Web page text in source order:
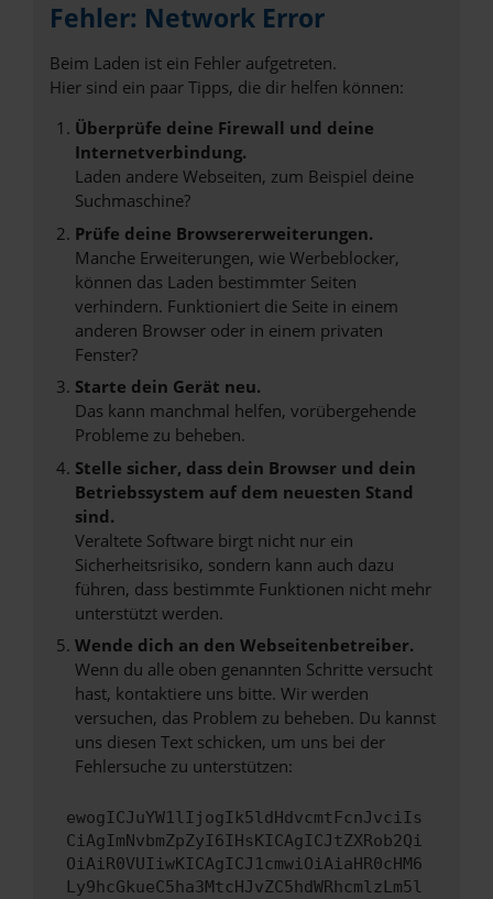
Fehler: Network Error
Beim Laden ist ein Fehler aufgetreten.
Hier sind ein paar Tipps, die dir helfen können:
Überprüfe deine Firewall und deine
Internetverbindung.
Laden andere Webseiten, zum Beispiel deine
Suchmaschine?
Prüfe deine Browsererweiterungen.
Manche Erweiterungen, wie Werbeblocker,
können das Laden bestimmter Seiten
verhindern. Funktioniert die Seite in einem
anderen Browser oder in einem privaten
Fenster?
Starte dein Gerät neu.
Das kann manchmal helfen, vorübergehende
Probleme zu beheben.
Stelle sicher, dass dein Browser und dein
Betriebssystem auf dem neuesten Stand
sind.
Veraltete Software birgt nicht nur ein
Sicherheitsrisiko, sondern kann auch dazu
führen, dass bestimmte Funktionen nicht mehr
unterstützt werden.
Wende dich an den Webseitenbetreiber.
Wenn du alle oben genannten Schritte versucht
hast, kontaktiere uns bitte. Wir werden
versuchen, das Problem zu beheben. Du kannst
uns diesen Text schicken, um uns bei der
Fehlersuche zu unterstützen:
ewogICJuYW1lIjogIk5ldHdvcmtFcnJvciIs
CiAgImNvbmZpZyI6IHsKICAgICJtZXRob2Qi
OiAiR0VUIiwKICAgICJ1cmwiOiAiaHR0cHM6
Ly9hcGkueC5ha3MtcHJvZC5hdWRhcmlzLm5l